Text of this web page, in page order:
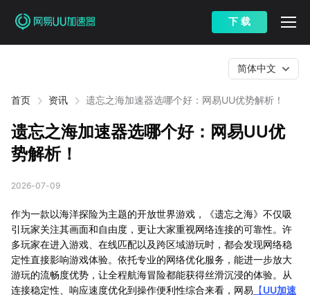
下 载
首页 资讯 遗忘之海加速器选哪个好：网易UU优势解析！
简体中文
遗忘之海加速器选哪个好：网易UU优
势解析！
2026-07-09
作为一款以海洋探险为主题的开放世界游戏，《遗忘之海》不仅吸
引玩家关注其画面和自由度，更让大家重视网络连接的可靠性。许
多玩家在进入游戏、在线匹配以及跨区域游玩时，都会发现网络稳
定性直接影响游戏体验。依托专业的网络优化服务，能进一步放大
游玩的流畅度优势，让全程航海冒险都能获得丝滑沉浸的体验。从
连接稳定性、响应速度优化到操作便利性综合来看，网易 【UU加速